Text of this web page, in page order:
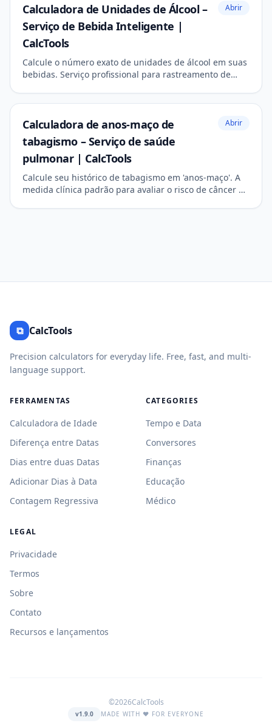
Calculadora de Unidades de Álcool –
Serviço de Bebida Inteligente |
CalcTools
Abrir
Calcule o número exato de unidades de álcool em suas
bebidas. Serviço profissional para rastreamento de
Calculadora de anos-maço de
tabagismo – Serviço de saúde
pulmonar | CalcTools
Abrir
Calcule seu histórico de tabagismo em 'anos-maço'. A
medida clínica padrão para avaliar o risco de câncer de
⧉ CalcTools
Precision calculators for everyday life. Free, fast, and multi-
language support.
FERRAMENTAS
Calculadora de Idade
Diferença entre Datas
Dias entre duas Datas
Adicionar Dias à Data
Contagem Regressiva
CATEGORIES
Tempo e Data
Conversores
Finanças
Educação
Médico
LEGAL
Privacidade
Termos
Sobre
Contato
Recursos e lançamentos
©2026CalcTools
v1.9.0 MADE WITH ❤️ FOR EVERYONE